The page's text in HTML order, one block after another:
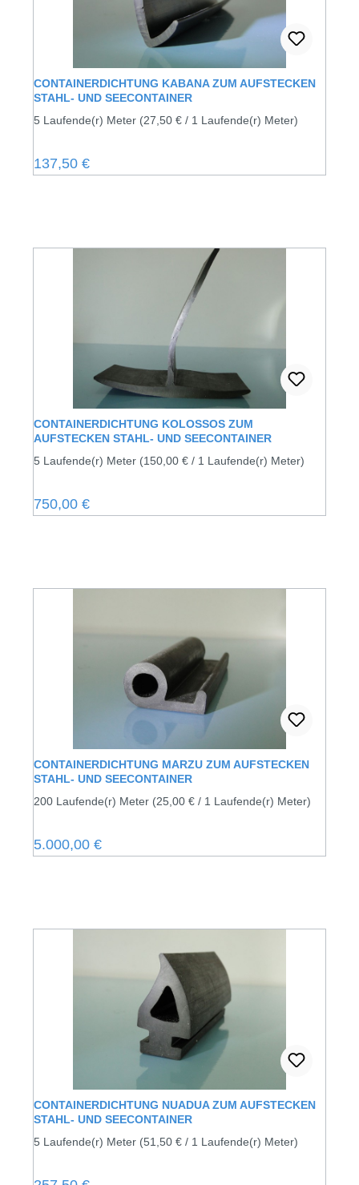
CONTAINERDICHTUNG KABANA ZUM AUFSTECKEN
STAHL- UND SEECONTAINER
5 Laufende(r) Meter (27,50 € / 1 Laufende(r) Meter)
Regulärer Preis:
137,50 €
CONTAINERDICHTUNG KOLOSSOS ZUM
AUFSTECKEN STAHL- UND SEECONTAINER
5 Laufende(r) Meter (150,00 € / 1 Laufende(r) Meter)
Regulärer Preis:
750,00 €
CONTAINERDICHTUNG MARZU ZUM AUFSTECKEN
STAHL- UND SEECONTAINER
200 Laufende(r) Meter (25,00 € / 1 Laufende(r) Meter)
Regulärer Preis:
5.000,00 €
CONTAINERDICHTUNG NUADUA ZUM AUFSTECKEN
STAHL- UND SEECONTAINER
5 Laufende(r) Meter (51,50 € / 1 Laufende(r) Meter)